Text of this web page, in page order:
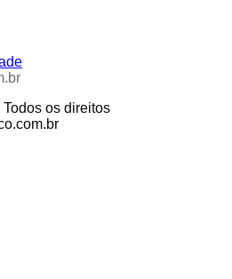
Todos os direitos